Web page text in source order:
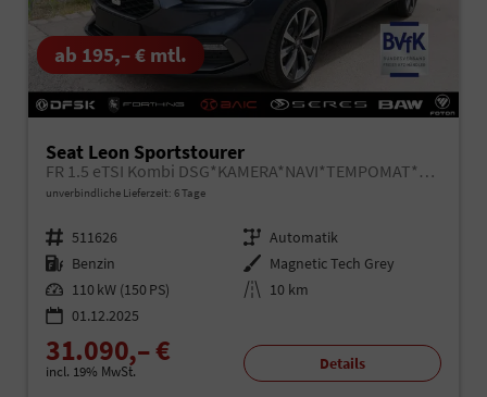
ab 195,– € mtl.
Seat Leon Sportstourer
FR 1.5 eTSI Kombi DSG*KAMERA*NAVI*TEMPOMAT*3-ZONE KILMAAUTOMATIK*VIRTUAL COCKPIT*
unverbindliche Lieferzeit: 6 Tage
Fahrzeugnr. 511626 Getriebe Automatik
Kraftstoff Benzin Außenfarbe Magnetic Tech Grey
Leistung 110 kW (150 PS) Kilometerstand 10 km
01.12.2025
31.090,– €
incl. 19% MwSt. Details